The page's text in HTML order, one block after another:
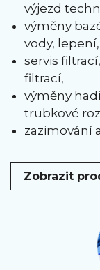
výjezd
výměny
vody, lepení,
servis
filtrací,
výměny
trubkové
zazimování
Zobrazit